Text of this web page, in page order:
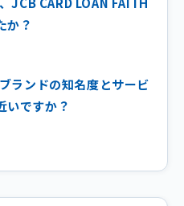
か？
ランドの知名度とサービ
いですか？